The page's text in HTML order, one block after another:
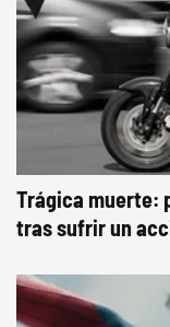
Trágica muerte:
tras sufrir un